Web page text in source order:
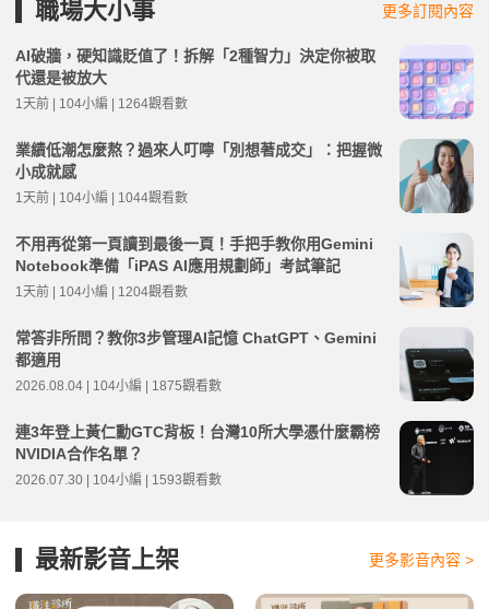
職場大小事 更多訂閱內容
AI破牆，硬知識貶值了！拆解「2種智力」決定你被取
代還是被放大
1天前 | 104小編 | 1264觀看數
業績低潮怎麼熬？過來人叮嚀「別想著成交」：把握微
小成就感
1天前 | 104小編 | 1044觀看數
不用再從第一頁讀到最後一頁！手把手教你用Gemini
Notebook準備「iPAS AI應用規劃師」考試筆記
1天前 | 104小編 | 1204觀看數
常答非所問？教你3步管理AI記憶 ChatGPT、Gemini
都適用
2026.08.04 | 104小編 | 1875觀看數
連3年登上黃仁勳GTC背板！台灣10所大學憑什麼霸榜
NVIDIA合作名單？
2026.07.30 | 104小編 | 1593觀看數
最新影音上架 更多影音內容 >